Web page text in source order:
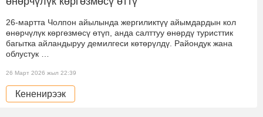
26-мартта Чолпон айылында жергиликтүү айымдардын кол
өнөрчүлүк көргөзмөсү өтүп, анда салттуу өнөрдү туристтик
багытка айландыруу демилгеси көтөрүлдү. Райондук жана
облустук …
26 Март 2026 жыл 22:39
Кененирээк